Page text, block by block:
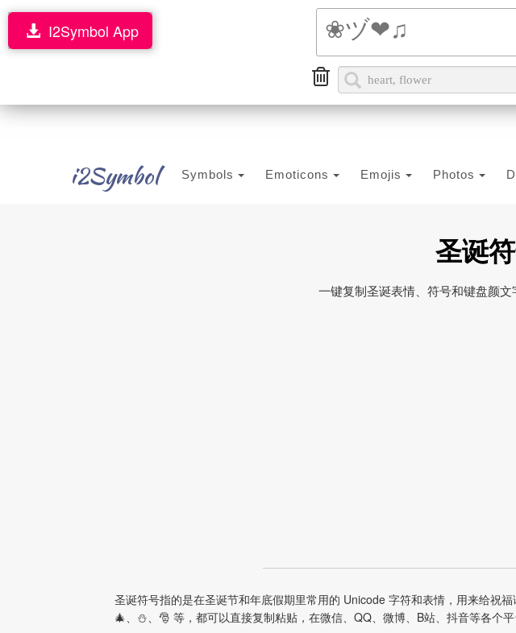
i2Symbol Symbols Emoticons Emojis Photos
I2Symbol App
圣诞
一键复制圣诞表情、符号和键盘颜
圣诞符号指的是在圣诞节和年底假期里常用的 Unicode 字符和表情，用来给祝
🎄、⛄、🎅 等，都可以直接复制粘贴，在微信、QQ、微博、B站、抖音等各个平